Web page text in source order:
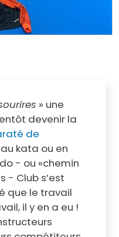
» une
devenir la
de
kata ou en
- ou «chemin
- Club s’est
que le travail
il y en a eu !